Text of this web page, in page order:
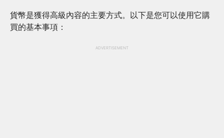
貨幣是獲得高級內容的主要方式。以下是您可以使用它購
買的基本事項：
ADVERTISEMENT